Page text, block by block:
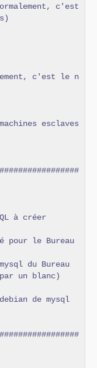
c'est
c'est le n
esclaves
à créer
pour le Bureau
du Bureau
un blanc)
de mysql